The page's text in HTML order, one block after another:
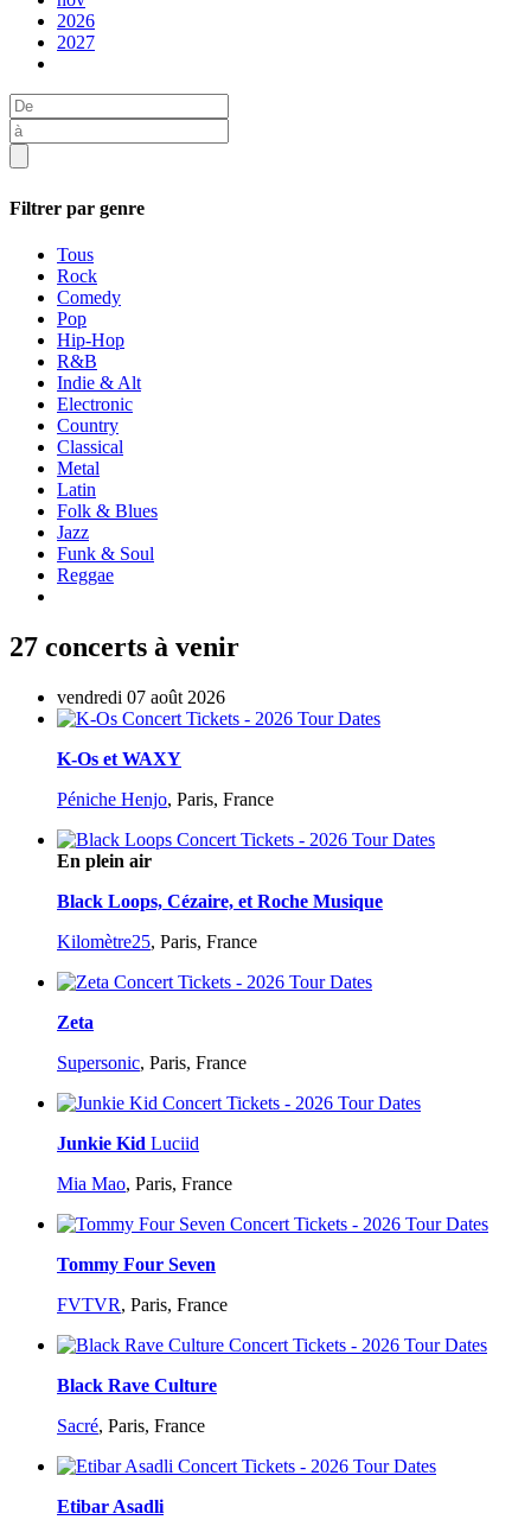
2026
2027
Filtrer par genre
Tous
Rock
Comedy
Pop
Hip-Hop
R&B
Indie & Alt
Electronic
Country
Classical
Metal
Latin
Folk & Blues
Jazz
Funk & Soul
Reggae
27 concerts à venir
vendredi 07 août 2026
K-Os et WAXY
Péniche Henjo, Paris, France
En plein air
Black Loops, Cézaire, et Roche Musique
Kilomètre25, Paris, France
Zeta
Supersonic, Paris, France
Junkie Kid Luciid
Mia Mao, Paris, France
Tommy Four Seven
FVTVR, Paris, France
Black Rave Culture
Sacré, Paris, France
Etibar Asadli